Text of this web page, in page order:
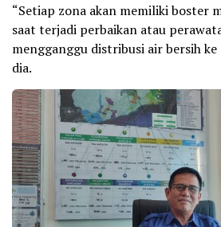
“Setiap zona akan memiliki boster
saat terjadi perbaikan atau
mengganggu distribusi air bersih
dia.